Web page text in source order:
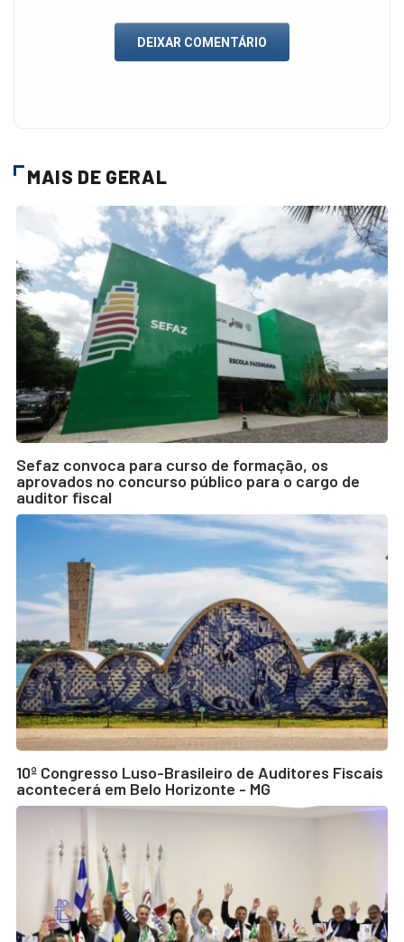
DEIXAR COMENTÁRIO
MAIS DE GERAL
Sefaz convoca para curso de formação, os
aprovados no concurso público para o cargo de
auditor fiscal
10º Congresso Luso-Brasileiro de Auditores Fiscais
acontecerá em Belo Horizonte - MG